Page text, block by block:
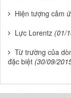
Hiện tượng cảm
Lực Lorentz (01/
Từ trường của
đặc biệt (30/09/